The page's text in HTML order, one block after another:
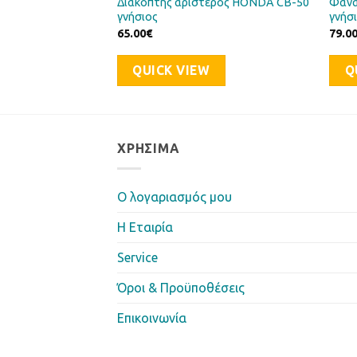
Διακόπτης αριστερός HONDA CB-50
γνήσιος
65.00€
QUICK VIEW
ΧΡΉΣΙΜΑ
Ο λογαριασμός μου
Η Eταιρία
Service
Όροι & Προϋποθέσεις
Επικοινωνία